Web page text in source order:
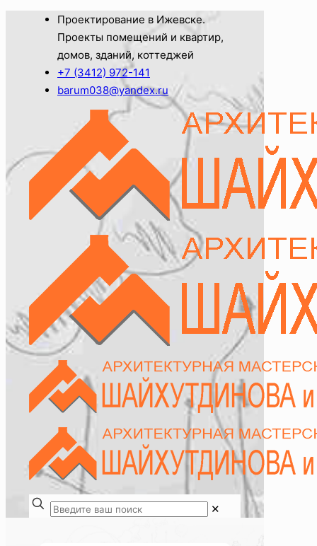
Проектирование в Ижевске.
Проекты помещений и квартир,
домов, зданий, коттеджей
+7 (3412) 972-141
barum038@yandex.ru
✕